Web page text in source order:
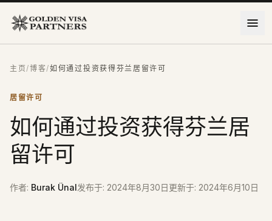
主页/博客/如何通过投资获得芬兰居留许可
居留许可
如何通过投资获得芬兰居
留许可
作者: Burak Ünal发布于: 2024年8月30日更新于: 2024年6月10日